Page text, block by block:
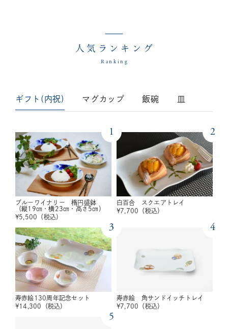
人気ランキング
Ranking
ギフト(内祝) マグカップ 飯碗 皿
1
ブルーワイナリー 楕円盛鉢
（縦19㎝・横23㎝・高さ5㎝）
¥5,500 （税込）
2
白百合 スクエアトレイ
¥7,700 （税込）
3
寿赤絵130周年記念セット
¥14,300 （税込）
4
寿赤絵 角サンドイッチトレイ
¥7,700 （税込）
5